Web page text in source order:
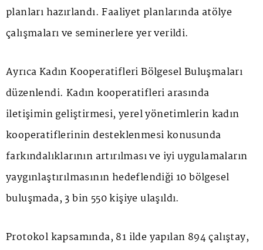
planları hazırlandı. Faaliyet planlarında atölye
çalışmaları ve seminerlere yer verildi.
Ayrıca Kadın Kooperatifleri Bölgesel Buluşmaları
düzenlendi. Kadın kooperatifleri arasında
iletişimin geliştirmesi, yerel yönetimlerin kadın
kooperatiflerinin desteklenmesi konusunda
farkındalıklarının artırılması ve iyi uygulamaların
yaygınlaştırılmasının hedeflendiği 10 bölgesel
buluşmada, 3 bin 550 kişiye ulaşıldı.
Protokol kapsamında, 81 ilde yapılan 894 çalıştay,